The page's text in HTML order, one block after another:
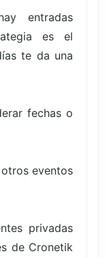
entradas
es el
te da una
fechas o
eventos
privadas
de Cronetik